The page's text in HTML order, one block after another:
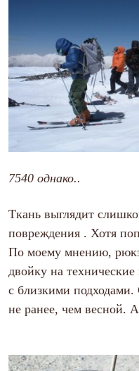
7540 однако..
Ткань выглядит
повреждения . Хотя
По моему мнению,
двойку на
с близкими
не ранее, чем весной.